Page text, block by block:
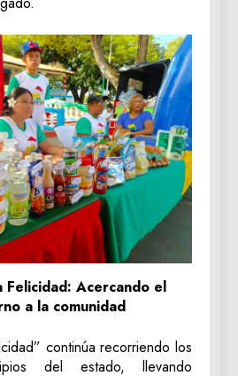
Felicidad: Acercando el
a la comunidad
continúa recorriendo los
del estado, llevando